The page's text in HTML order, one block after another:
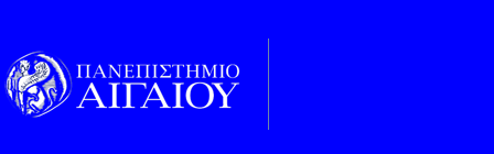
Παράκαμψη προς το κυρίως περιεχόμενο